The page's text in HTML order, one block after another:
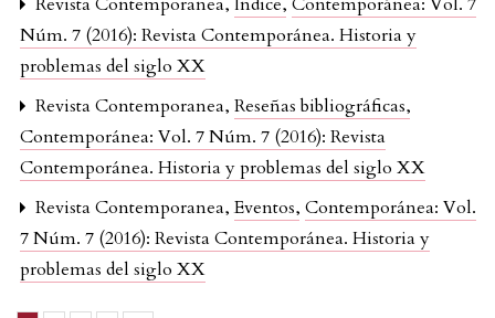
Núm. 7 (2016): Revista Contemporánea. Historia y
problemas del siglo XX
Revista Contemporanea, Reseñas bibliográficas,
Contemporánea: Vol. 7 Núm. 7 (2016): Revista
Contemporánea. Historia y problemas del siglo XX
Revista Contemporanea,Eventos, Contemporánea: Vol.
7 Núm. 7 (2016): Revista Contemporánea. Historia y
problemas del siglo XX